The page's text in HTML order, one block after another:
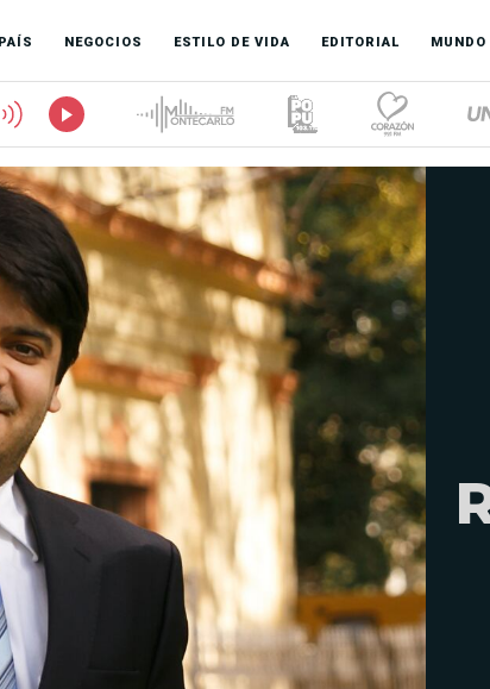
PAÍS NEGOCIOS ESTILO DE VIDA EDITORIAL MUNDO